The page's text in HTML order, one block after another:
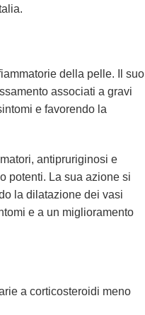
della pelle. Il suo
associati a gravi
e favorendo la
antipruriginosi e
potenti. La sua azione si
la dilatazione dei vasi
e a un miglioramento
a corticosteroidi meno